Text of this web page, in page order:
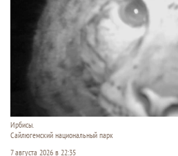
Ирбисы.
Сайлюгемский национальный парк
7 августа 2026 в 22:35